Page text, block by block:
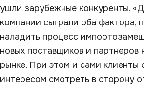
ушли зарубежные конкуренты.
компании сыграли оба фактора,
наладить процесс
новых поставщиков и партнеров
рынке. При этом и сами клиенты
интересом смотреть в сторону